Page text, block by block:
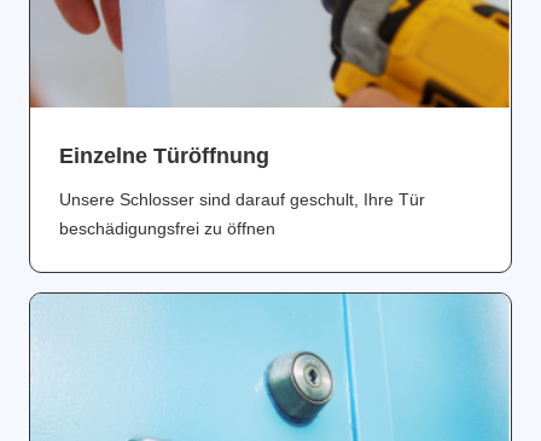
Einzelne Türöffnung
Unsere Schlosser sind darauf geschult, Ihre Tür
beschädigungsfrei zu öffnen